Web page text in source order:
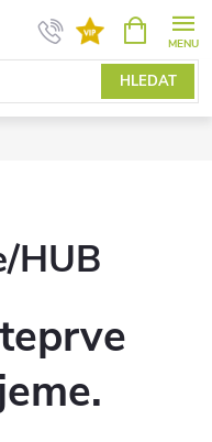
HLEDAT
NÁKUPNÍ
KOŠÍK
HUB